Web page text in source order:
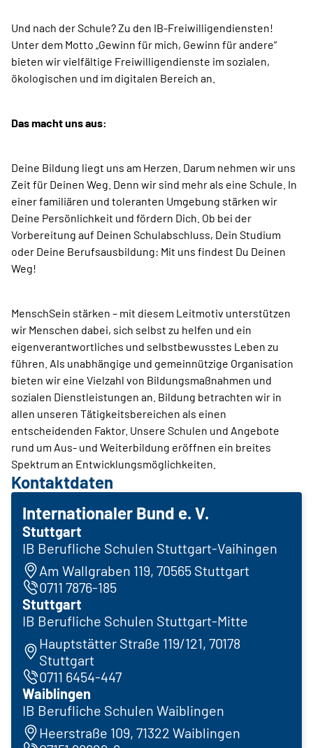
Und nach der Schule? Zu den IB-Freiwilligendiensten!
Unter dem Motto „Gewinn für mich, Gewinn für andere“
bieten wir vielfältige Freiwilligendienste im sozialen,
ökologischen und im digitalen Bereich an.
Das macht uns aus:
Deine Bildung liegt uns am Herzen. Darum nehmen wir uns
Zeit für Deinen Weg. Denn wir sind mehr als eine Schule. In
einer familiä­ren und toleranten Umgebung stärken wir
Deine Persönlichkeit und fördern Dich. Ob bei der
Vorbereitung auf Deinen Schulabschluss, Dein Studium
oder Deine Berufsausbildung: Mit uns findest Du Deinen
Weg!
MenschSein stärken – mit diesem Leitmotiv unterstützen
wir Menschen dabei, sich selbst zu helfen und ein
eigenverantwortliches und selbstbewusstes Leben zu
führen. Als unabhängige und gemeinnützige Organisation
bieten wir eine Vielzahl von Bildungsmaßnahmen und
sozialen Dienstleistungen an. Bildung betrachten wir in
allen unseren Tätigkeitsbereichen als einen
entscheidenden Faktor. Unsere Schulen und Angebote
rund um Aus- und Weiterbildung eröffnen ein breites
Spektrum an Entwicklungsmöglichkeiten.
Kontaktdaten
Internationaler Bund e. V.
Stuttgart
IB Berufliche Schulen Stuttgart-Vaihingen
Am Wallgraben 119, 70565 Stuttgart
0711 7876-185
Stuttgart
IB Berufliche Schulen Stuttgart-Mitte
Hauptstätter Straße 119/121, 70178
Stuttgart
0711 6454-447
Waiblingen
IB Berufliche Schulen Waiblingen
Heerstraße 109, 71322 Waiblingen